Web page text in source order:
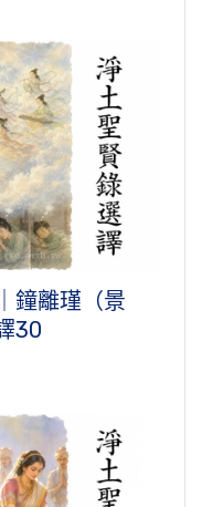
鐘離瑾（景
30